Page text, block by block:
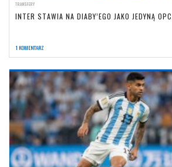
TRANSFERY
INTER STAWIA NA DIABY’EGO JAKO JEDYNĄ
1 KOMENTARZ